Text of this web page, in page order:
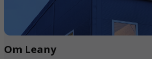
Om Leany